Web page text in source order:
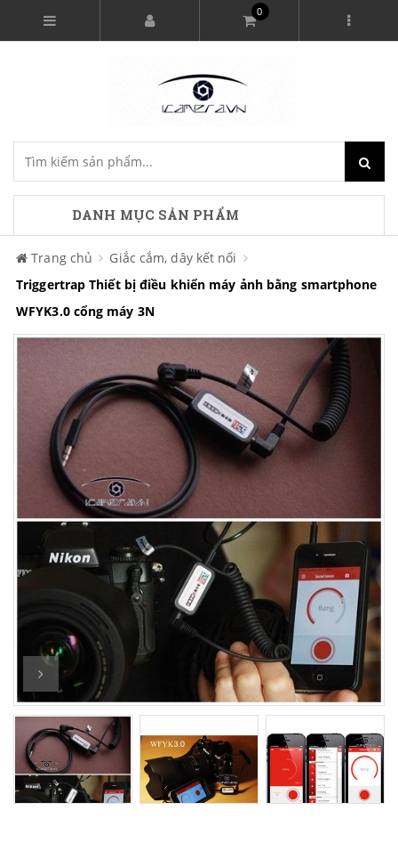
0
DANH MỤC SẢN PHẨM
Trang chủ
Giắc cắm, dây kết nối
Triggertrap Thiết bị điều khiển máy ảnh bằng smartphone
WFYK3.0 cổng máy 3N